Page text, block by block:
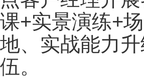
课+实景演练+
地、实战能力
伍。